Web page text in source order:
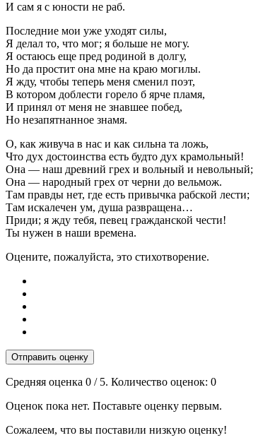
И сам я с юности не раб.
Последние мои уже уходят силы,
Я делал то, что мог; я больше не могу.
Я остаюсь еще пред родиной в долгу,
Но да простит она мне на краю могилы.
Я жду, чтобы теперь меня сменил поэт,
В котором доблести горело б ярче пламя,
И принял от меня не знавшее побед,
Но незапятнанное знамя.
О, как живуча в нас и как сильна та ложь,
Что дух достоинства есть будто дух крамольный!
Она — наш древний грех и вольный и невольный;
Она — народный грех от черни до вельмож.
Там правды нет, где есть привычка рабской лести;
Там искалечен ум, душа развращена…
Приди; я жду тебя, певец гражданской чести!
Ты нужен в наши времена.
Оцените, пожалуйста, это стихотворение.
Отправить оценку
Средняя оценка 0 / 5. Количество оценок: 0
Оценок пока нет. Поставьте оценку первым.
Сожалеем, что вы поставили низкую оценку!